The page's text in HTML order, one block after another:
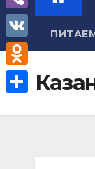
a
A
e
l
e
g
V
i
b
e
V
K
O